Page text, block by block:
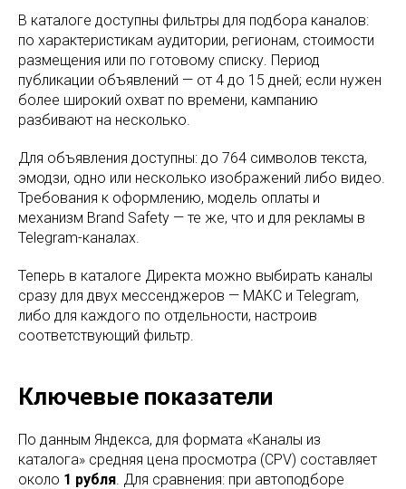
В каталоге доступны фильтры для подбора каналов:
по характеристикам аудитории, регионам, стоимости
размещения или по готовому списку. Период
публикации объявлений — от 4 до 15 дней; если нужен
более широкий охват по времени, кампанию
разбивают на несколько.
Для объявления доступны: до 764 символов текста,
эмодзи, одно или несколько изображений либо видео.
Требования к оформлению, модель оплаты и
механизм Brand Safety — те же, что и для рекламы в
Telegram-каналах.
Теперь в каталоге Директа можно выбирать каналы
сразу для двух мессенджеров — МАКС и Telegram,
либо для каждого по отдельности, настроив
соответствующий фильтр.
Ключевые показатели
По данным Яндекса, для формата «Каналы из
каталога» средняя цена просмотра (CPV) составляет
около 1 рубля. Для сравнения: при автоподборе